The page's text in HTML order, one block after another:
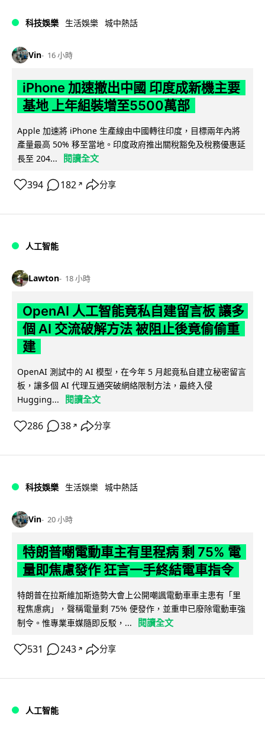
科技娛樂 生活娛樂 城中熱話
Vin 16 小時
iPhone 加速撤出中國 印度成新機主要
基地 上年組裝增至5500萬部
Apple 加速將 iPhone 生產線由中國轉往印度，目標兩年內將
產量最高 50% 移至當地。印度政府推出關稅豁免及稅務優惠延
長至 204...
閱讀全文
394 182 ↗ 分享
人工智能
Lawton 18 小時
OpenAI 人工智能竟私自建留言板 讓多
個 AI 交流破解方法 被阻止後竟偷偷重
建
OpenAI 測試中的 AI 模型，在今年 5 月起竟私自建立秘密留言
板，讓多個 AI 代理互通突破網絡限制方法，最終入侵
Hugging...
閱讀全文
286 38 ↗ 分享
科技娛樂 生活娛樂 城中熱話
Vin 20 小時
特朗普嘲電動車主有里程病 剩 75% 電
量即焦慮發作 狂言一手終結電車指令
特朗普在拉斯維加斯造勢大會上公開嘲諷電動車車主患有「里
程焦慮病」，聲稱電量剩 75% 便發作，並重申已廢除電動車強
制令。惟專業車媒隨即反駁，...
閱讀全文
531 243 ↗ 分享
人工智能